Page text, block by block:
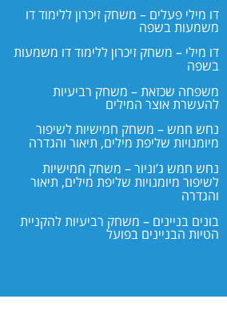
דו מילי פעלים – משחק זיכרון ללימוד דו
משמעות בשפה
דו מילי – משחק זיכרון ללימוד דו משמעות
בשפה
משפחה שכזאת – משחק רביעיות
להעשרת אוצר המילים
נחש חמש – משחק חמישיות לשיפור
מיומנויות שליפת מילים, תיאור והגדרה
נחש חמש ג’וניור – משחק חמישיות
לשיפור מיומנויות שליפת מילים, תיאור
והגדרה
בונים בניינים – משחק רביעיות להקניית
הטיות הבניינים בפועל